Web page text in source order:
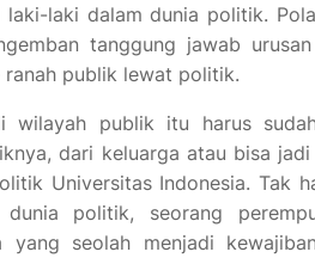
laki dalam dunia politik.
tanggung jawab
publik lewat politik.
wilayah publik itu harus
dari keluarga atau bisa
Universitas Indonesia. Tak
politik, seorang
yang seolah menjadi